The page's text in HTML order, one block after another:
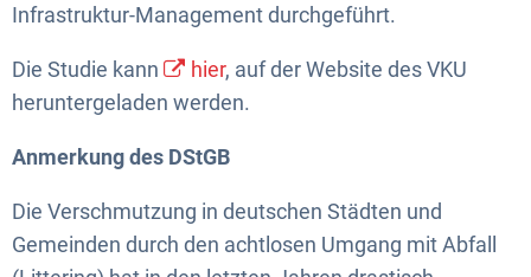
Infrastruktur-Management durchgeführt.
Die Studie kann hier, auf der Website des VKU
heruntergeladen werden.
Anmerkung des DStGB
Die Verschmutzung in deutschen Städten und
Gemeinden durch den achtlosen Umgang mit Abfall